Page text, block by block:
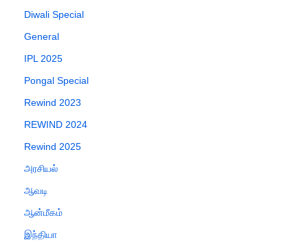
Diwali Special
General
IPL 2025
Pongal Special
Rewind 2023
REWIND 2024
Rewind 2025
அரசியல்
ஆவடி
ஆன்மீகம்
இந்தியா